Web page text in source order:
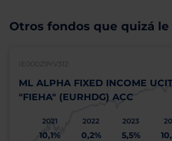
Otros fondos que quizá
IE000Z9YV312
ML ALPHA FIXED INCOME
"FIEHA" (EURHDG) ACC
2021
10,1%
2022
0,2%
2023
5,5%